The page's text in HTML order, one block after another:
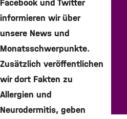
Facebook und Twitter
informieren wir über
unsere News und
Monatsschwerpunkte.
Zusätzlich veröffentlichen
wir dort Fakten zu
Allergien und
Neurodermitis, geben